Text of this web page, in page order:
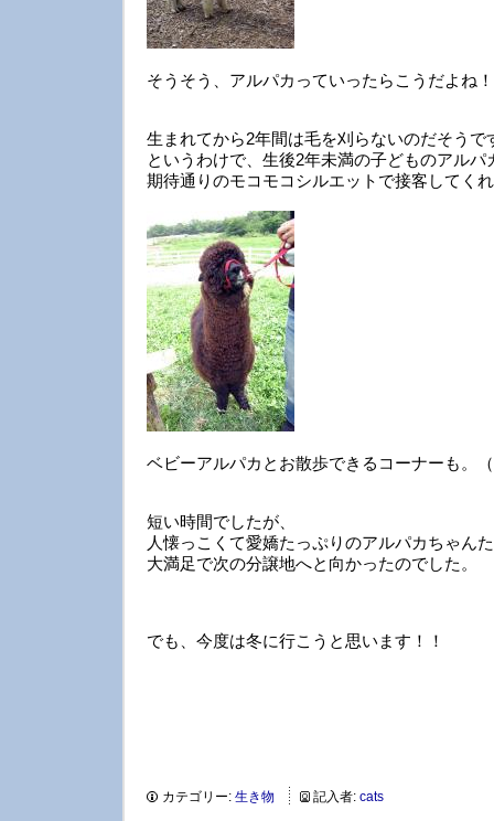
そうそう、アルパカっていったらこうだよね！
生まれてから2年間は毛を刈らないのだそうで
というわけで、生後2年未満の子どものアルパ
期待通りのモコモコシルエットで接客してく
ベビーアルパカとお散歩できるコーナーも。
短い時間でしたが、
人懐っこくて愛嬌たっぷりのアルパカちゃん
大満足で次の分譲地へと向かったのでした。
でも、今度は冬に行こうと思います！！
カテゴリー: 生き物 記入者: cats